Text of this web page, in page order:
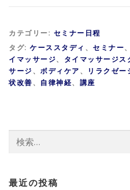
カテゴリー: セミナー日程
タグ: ケーススタディ 、 セミナー、
イマッサージ、 タイマッサージス
サージ、 ボディケア、 リラクゼー
状改善、 自律神経、 講座
索:
最近の投稿